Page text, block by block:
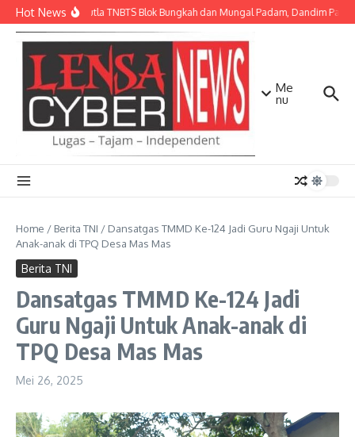
Lewati ke konten
Hot NewsApi Karhutla TNBTS Blok Bungkah dan Mungal Padam, Dandim
Me
nu
Home / Berita TNI / Dansatgas TMMD Ke-124 Jadi Guru Ngaji Untuk
Anak-anak di TPQ Desa Mas Mas
Berita TNI
Dansatgas TMMD Ke-124 Jadi
Guru Ngaji Untuk Anak-anak di
TPQ Desa Mas Mas
Mei 26, 2025